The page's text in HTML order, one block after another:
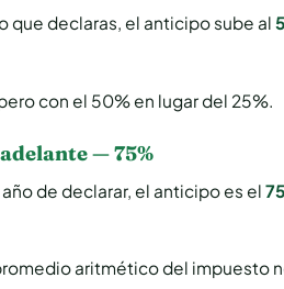
que declaras, el anticipo sube al
con el 50% en lugar del 25%.
— 75%
de declarar, el anticipo es el
aritmético del impuesto